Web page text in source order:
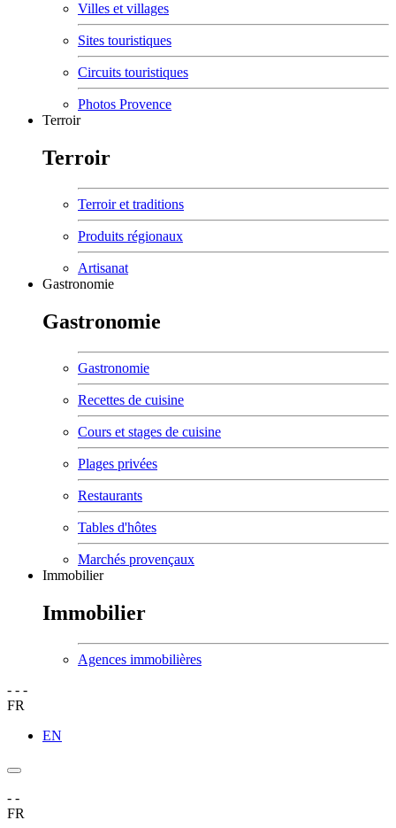
Villes et villages
Sites touristiques
Circuits touristiques
Photos Provence
Terroir
Terroir
Terroir et traditions
Produits régionaux
Artisanat
Gastronomie
Gastronomie
Gastronomie
Recettes de cuisine
Cours et stages de cuisine
Plages privées
Restaurants
Tables d'hôtes
Marchés provençaux
Immobilier
Immobilier
Agences immobilières
- - -
FR
EN
- -
FR